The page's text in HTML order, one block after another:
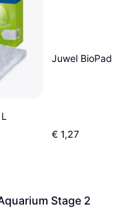
Juwel BioPad
€ 1,27
Stage 2